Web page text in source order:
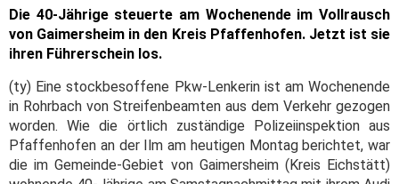
Die 40-Jährige steuerte am Wochenende im Vollrausch
von Gaimersheim in den Kreis Pfaffenhofen. Jetzt ist sie
ihren Führerschein los.
(ty) Eine stockbesoffene Pkw-Lenkerin ist am Wochenende
in Rohrbach von Streifenbeamten aus dem Verkehr gezogen
worden. Wie die örtlich zuständige Polizeiinspektion aus
Pfaffenhofen an der Ilm am heutigen Montag berichtet, war
die im Gemeinde-Gebiet von Gaimersheim (Kreis Eichstätt)